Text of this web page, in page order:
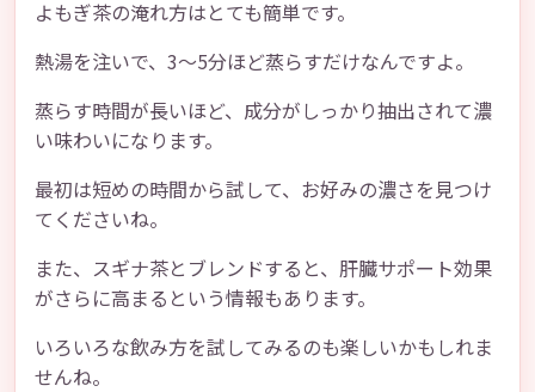
よもぎ茶の淹れ方はとても簡単です。
熱湯を注いで、3〜5分ほど蒸らすだけなんですよ。
蒸らす時間が長いほど、成分がしっかり抽出されて濃
い味わいになります。
最初は短めの時間から試して、お好みの濃さを見つけ
てくださいね。
また、スギナ茶とブレンドすると、肝臓サポート効果
がさらに高まるという情報もあります。
いろいろな飲み方を試してみるのも楽しいかもしれま
せんね。